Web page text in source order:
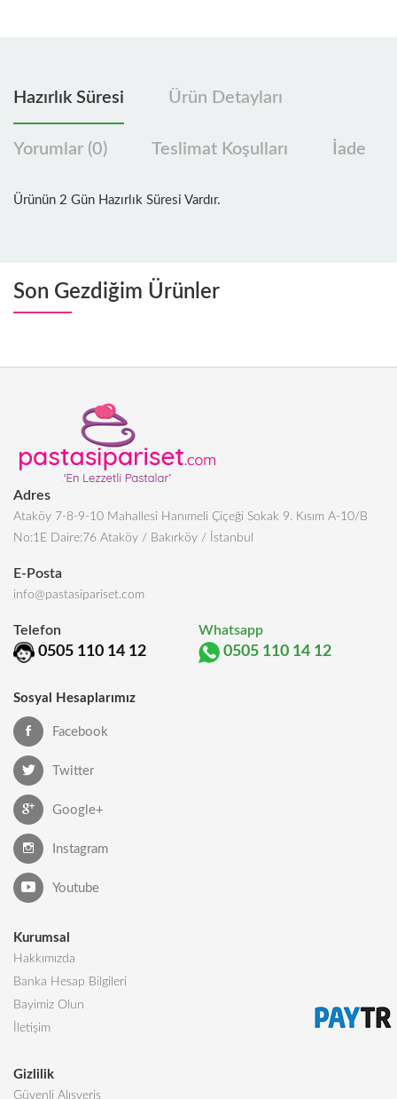
Hazırlık Süresi Ürün Detayları
Yorumlar (0) Teslimat Koşulları İade
Ürünün 2 Gün Hazırlık Süresi Vardır.
Son Gezdiğim Ürünler
Adres
Ataköy 7-8-9-10 Mahallesi Hanımeli Çiçeği Sokak 9. Kısım A-10/B
No:1E Daire:76 Ataköy / Bakırköy / İstanbul
E-Posta
info@pastasipariset.com
Telefon
0505 110 14 12
Whatsapp
0505 110 14 12
Sosyal Hesaplarımız
Facebook
Twitter
Google+
Instagram
Youtube
Kurumsal
Hakkımızda
Banka Hesap Bilgileri
Bayimiz Olun
İletişim
Gizlilik
Güvenli Alışveriş